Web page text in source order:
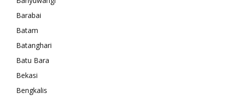
Barabai
Batam
Batanghari
Batu Bara
Bekasi
Bengkalis